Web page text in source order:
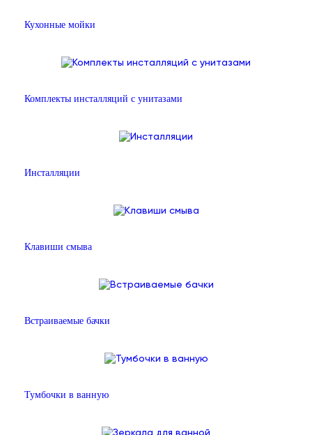
Кухонные мойки
Комплекты инсталляций с унитазами
Инсталляции
Клавиши смыва
Встраиваемые бачки
Тумбочки в ванную